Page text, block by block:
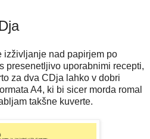
izživljanje nad papirjem po
presenetljivo uporabnimi recepti,
za dva CDja lahko v dobri
A4, ki bi sicer morda romal
takšne kuverte.